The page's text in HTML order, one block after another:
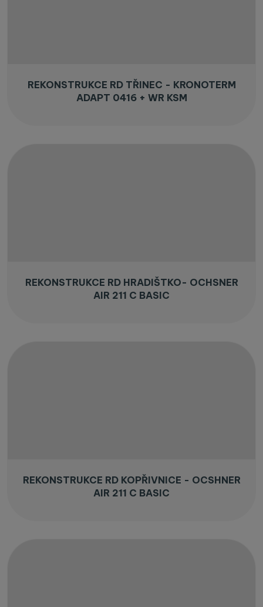
REKONSTRUKCE RD TŘINEC - KRONOTERM
ADAPT 0416 + WR KSM
REKONSTRUKCE RD HRADIŠTKO- OCHSNER
AIR 211 C BASIC
REKONSTRUKCE RD KOPŘIVNICE - OCSHNER
AIR 211 C BASIC